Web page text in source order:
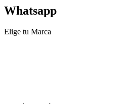
Whatsapp
Elige tu Marca